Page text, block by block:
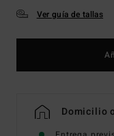
Ver guía de tallas
Domicilio